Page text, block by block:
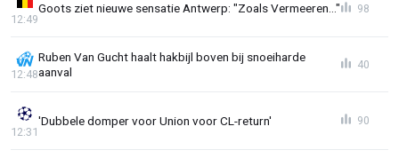
Goots ziet nieuwe sensatie Antwerp: "Zoals Vermeeren..."
12:49
98
Ruben Van Gucht haalt hakbijl boven bij snoeiharde
aanval
12:48
40
'Dubbele domper voor Union voor CL-return'
12:31
90